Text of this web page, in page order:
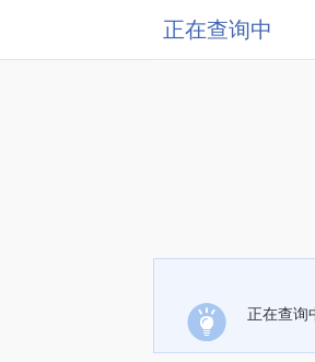
正在查询中
正在查询